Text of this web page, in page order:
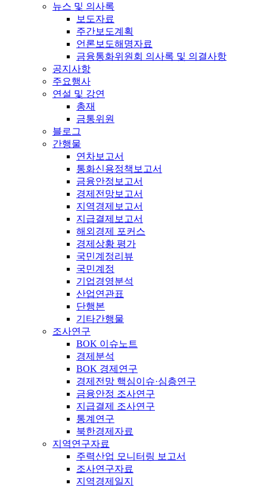
뉴스 및 의사록
보도자료
주간보도계획
언론보도해명자료
금융통화위원회 의사록 및 의결사항
공지사항
주요행사
연설 및 강연
총재
금통위원
블로그
간행물
연차보고서
통화신용정책보고서
금융안정보고서
경제전망보고서
지역경제보고서
지급결제보고서
해외경제 포커스
경제상황 평가
국민계정리뷰
국민계정
기업경영분석
산업연관표
단행본
기타간행물
조사연구
BOK 이슈노트
경제분석
BOK 경제연구
경제전망 핵심이슈·심층연구
금융안정 조사연구
지급결제 조사연구
통계연구
북한경제자료
지역연구자료
주력산업 모니터링 보고서
조사연구자료
지역경제일지